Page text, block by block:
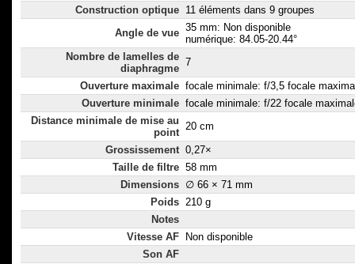
Construction optique 11 éléments dans 9 groupes
Angle de vue 35 mm: Non disponible
numérique: 84.05-20.44°
Nombre de lamelles de
diaphragme
7
Ouverture maximale focale minimale: f/3,5 focale
Ouverture minimale focale minimale: f/22 focale
Distance minimale de mise au
point
20 cm
Grossissement 0,27×
Taille de filtre 58 mm
Dimensions ∅ 66 × 71 mm
Poids 210 g
Notes
Vitesse AF
Non disponible
Son AF